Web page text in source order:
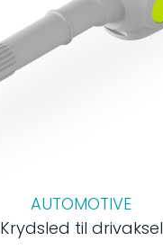
AUTOMOTIVE
Krydsled til drivaksel